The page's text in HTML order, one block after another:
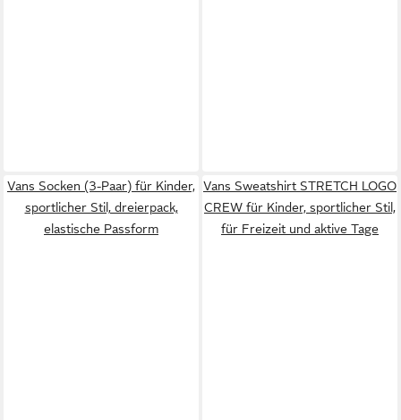
Vans Socken (3-Paar) für Kinder,
sportlicher Stil, dreierpack,
elastische Passform
Vans Sweatshirt STRETCH LOGO
CREW für Kinder, sportlicher Stil,
für Freizeit und aktive Tage